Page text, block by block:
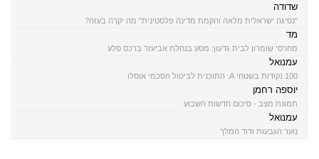
שדודה
"נסיגה ישראלית מלאה והקמת מדינה פלסטינית" מה יקרה בעזה?
מד
מחרסי שומרון לבית גדעון: מסע בנחלת אביעזר ברכס סלע
עמנואל
100 נקודות בשטחי A: התוכנית לביטול הסכמי אוסלו
יוספה רחמן
תמונת מצב - סיכום חדשות השבוע
עמנואל
נוער הגבעות ודוד המלך